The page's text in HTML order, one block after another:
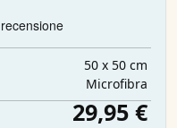
50 x 50 cm
Microfibra
29,95 €